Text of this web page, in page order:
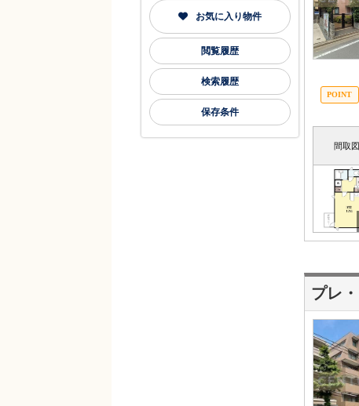
間取図
プレ
お気に入り物件
閲覧履歴
検索履歴
保存条件